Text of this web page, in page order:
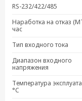
RS-232/422/485
Наработка на отказ
час
Тип входного тока
Диапазон входного
напряжения
Температура
°C